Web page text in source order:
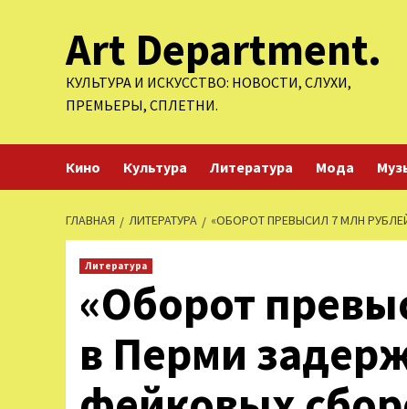
содержимомуArt Department.
КУЛЬТУРА И ИСКУССТВО: НОВОСТИ, СЛУХИ,
ПРЕМЬЕРЫ, СПЛЕТНИ.
Кино Культура Литература Мода
ГЛАВНАЯ ЛИТЕРАТУРА «ОБОРОТ ПРЕВЫСИЛ 7 МЛН
Литература
«Оборот
в Перми